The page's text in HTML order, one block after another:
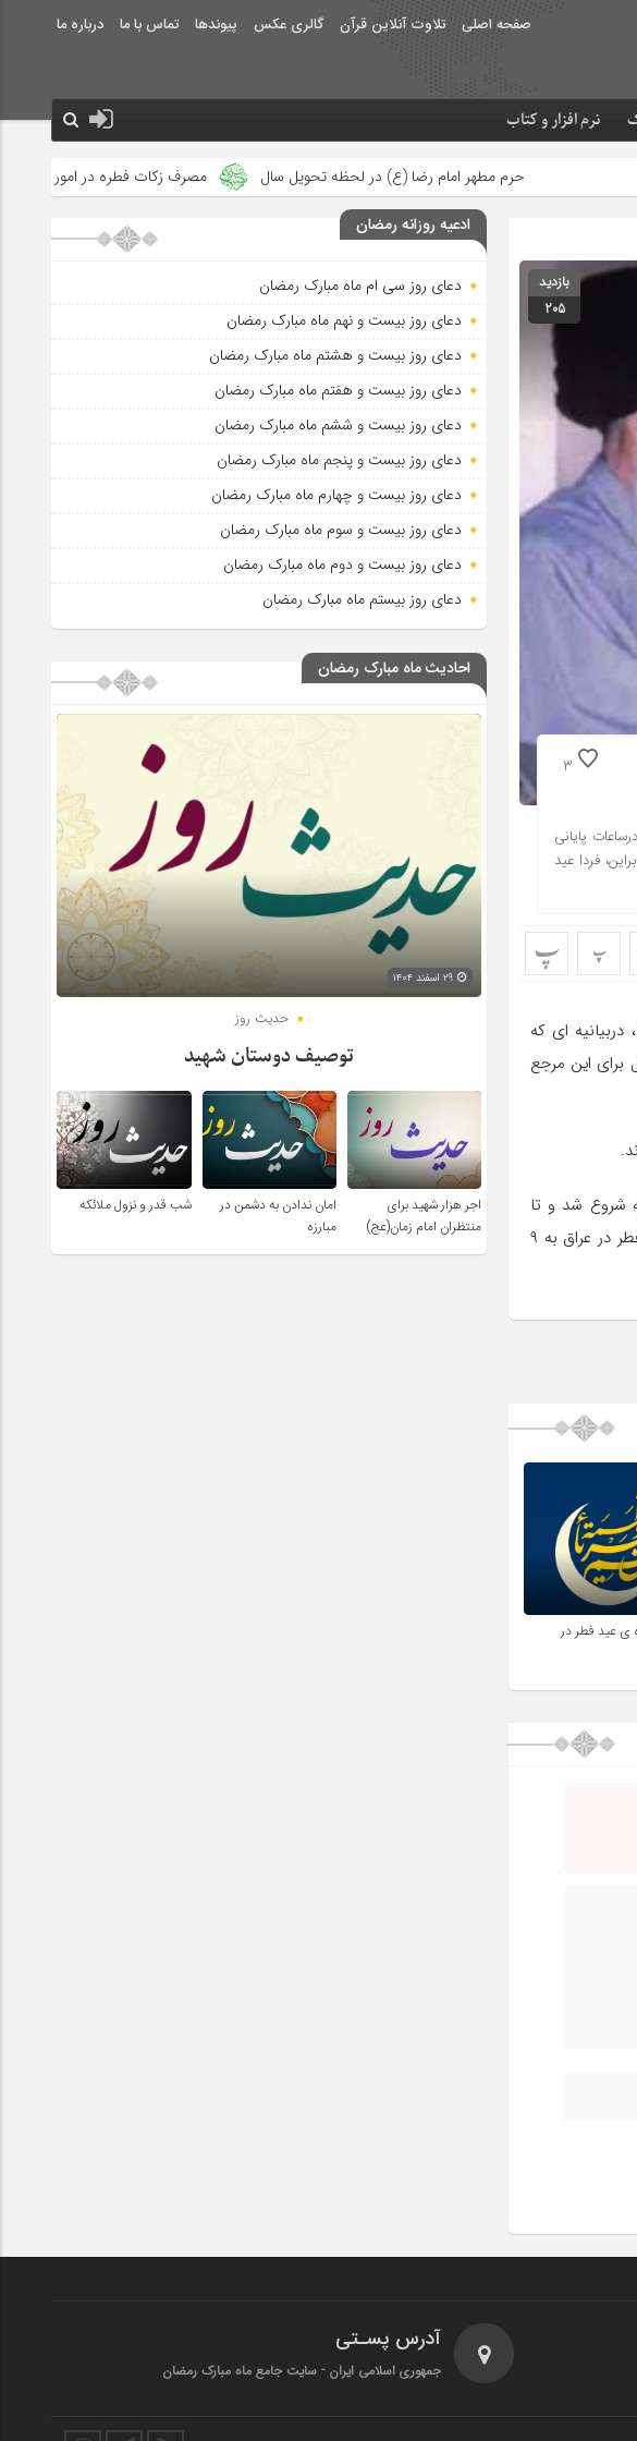
صفحه اصلی تلاوت آنلاین قرآن گالری عکس پیوندها تماس با ما درباره ما
نرم افزار و کتاب
امام رضا (ع) در لحظه تحویل سال مصرف زکات فطره در امور فرهنگی جلوه‌های بزرگ
بازدید
205
3
پایانی
فردا عید
پ پ
ای که
برای این مرجع
شروع شد و تا
پنجشنبه ادامه خواهد داشت. البته تعطیلات هفتگی در عراق نیز حمعه ها و شنبه هاست که سرجمع تعطیلات عید فطر در عراق به ۹
ی عید فطر در
ادعیه روزانه رمضان
دعای روز سی ام ماه مبارک رمضان
دعای روز بیست و نهم ماه مبارک رمضان
دعای روز بیست و هشتم ماه مبارک رمضان
دعای روز بیست و هفتم ماه مبارک رمضان
دعای روز بیست و ششم ماه مبارک رمضان
دعای روز بیست و پنجم ماه مبارک رمضان
دعای روز بیست و چهارم ماه مبارک رمضان
دعای روز بیست و سوم ماه مبارک رمضان
دعای روز بیست و دوم ماه مبارک رمضان
دعای روز بیستم ماه مبارک رمضان
احادیث ماه مبارک رمضان
حدیث روز
توصیف دوستان شهید
اجر هزار شهید برای
منتظران امام زمان(عج)
امان ندادن به دشمن در
مبارزه
شب قدر و نزول ملائکه
آدرس پسـتی
جمهوری اسلامی ایران - سایت جامع ماه مبارک رمضان